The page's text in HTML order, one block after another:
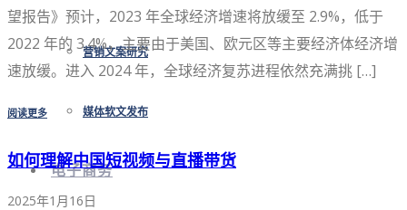
营销文案研究
媒体软文发布
电子商务
望报告》预计，2023 年全球经济增速将放缓至 2.9%，低于
2022 年的 3.4%，主要由于美国、欧元区等主要经济体经济增
速放缓。进入 2024 年，全球经济复苏进程依然充满挑 […]
阅读更多
如何理解中国短视频与直播带货
2025年1月16日